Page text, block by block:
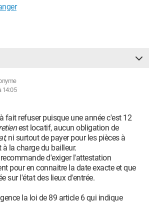
14:05
fait refuser puisque une année c'est 12
est locatif, aucun obligation de
, ni surtout de payer pour les pièces à
la charge du bailleur.
d'exiger l'attestation
pour en connaitre la date exacte et que
sur l'état des lieux d'entrée.
la loi de 89 article 6 qui indique